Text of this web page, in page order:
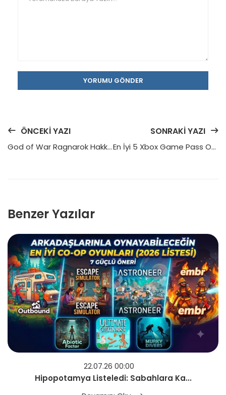
YORUMU GÖNDER
ÖNCEKI YAZI
God of War Ragnarok Hakkında Her Şey
SONRAKI YAZI
En İyi 5 Xbox Game Pass Oyunu!
Benzer Yazılar
22.07.26 00:00
Hipopotamya Listeledi: Sabahlara Ka...